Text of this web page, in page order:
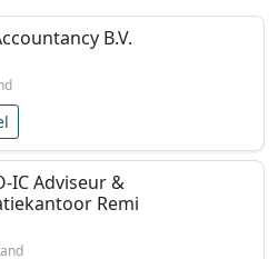
B.V.
IC Adviseur &
Remi